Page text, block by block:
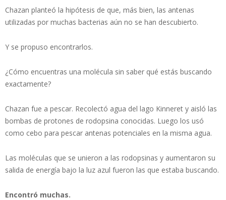
Chazan planteó la hipótesis de que, más bien, las antenas
utilizadas por muchas bacterias aún no se han descubierto.
Y se propuso encontrarlos.
¿Cómo encuentras una molécula sin saber qué estás buscando
exactamente?
Chazan fue a pescar. Recolectó agua del lago Kinneret y aisló las
bombas de protones de rodopsina conocidas. Luego los usó
como cebo para pescar antenas potenciales en la misma agua.
Las moléculas que se unieron a las rodopsinas y aumentaron su
salida de energía bajo la luz azul fueron las que estaba buscando.
Encontró muchas.